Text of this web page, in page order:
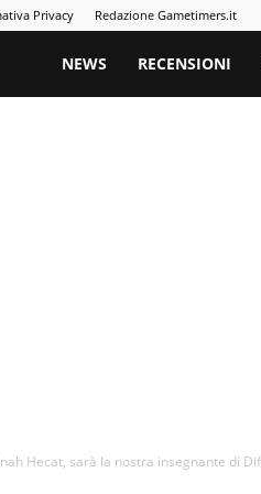
Privacy Redazione Gametimers.it
Gametimers
NEWS RECENSIONI
Hecat, sarà la nostra insegnante di